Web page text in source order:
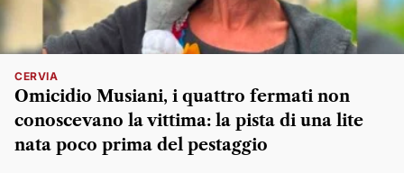
CERVIA
Omicidio Musiani, i quattro fermati non
conoscevano la vittima: la pista di una lite
nata poco prima del pestaggio